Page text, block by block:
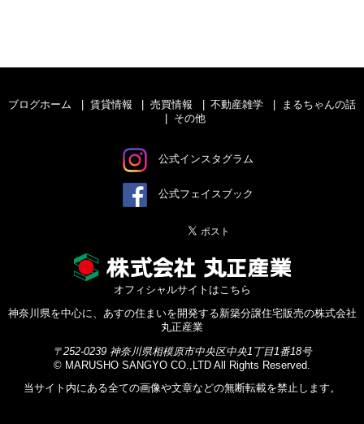
ブログホーム 賃貸情報 売買情報 不動産雑学
まるちゃんの話
その他
公式インスタグラム
公式フェイスブック
オフィシャルサイトはこちら
神奈川県を中心に、あすの住まいを開発する新築分譲住宅販売の株式会社
丸正産業
〒252-0239 神奈川県相模原市中央区中央1丁目1番18号
© MARUSHO SANGYO CO.,LTD All Rights Reserved.
当サイト内にある全ての画像や文章などの無断転載を禁止します。